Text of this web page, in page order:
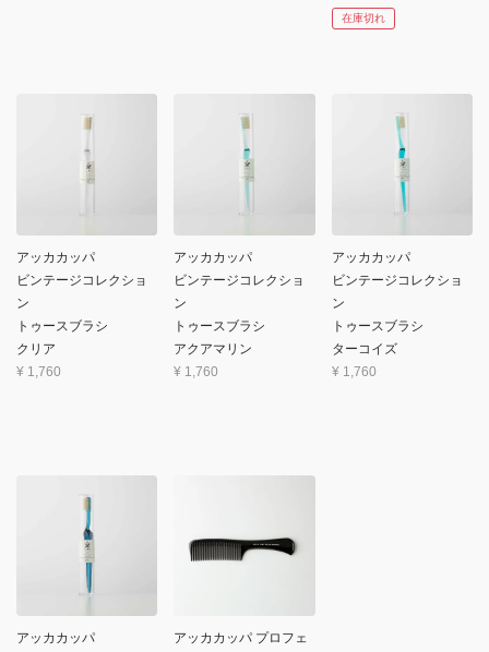
在庫切れ
アッカカッパ
ビンテージコレクショ
ン
トゥースブラシ
クリア
¥ 1,760
アッカカッパ
ビンテージコレクショ
ン
トゥースブラシ
アクアマリン
¥ 1,760
アッカカッパ
ビンテージコレクショ
ン
トゥースブラシ
ターコイズ
¥ 1,760
アッカカッパ
アッカカッパ プロフェ